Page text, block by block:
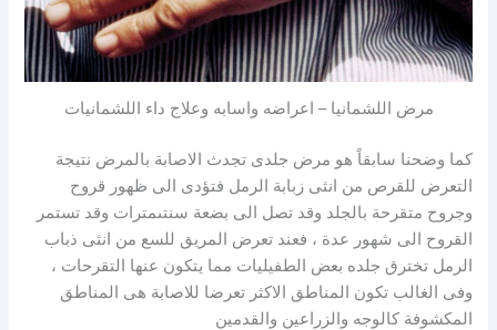
مرض اللشمانيا – اعراضه واسابه وعلاج داء اللشمانيات
كما وضحنا سابقاً هو مرض جلدى تجدث الاصابة بالمرض نتيجة
التعرض للقرص من انثى زبابة الرمل فتؤدى الى ظهور قروح
وجروح متقرحة بالجلد وقد تصل الى بضعة سنتىمترات وقد تستمر
القروح الى شهور عدة ، فعند تعرض المريق للسع من انثى ذباب
الرمل تخترق جلده بعض الطفيليات مما يتكون عنها التقرحات ،
وفى الغالب تكون المناطق الاكثر تعرضا للاصابة هى المناطق
المكشوفة كالوجه والزراعين والقدمين